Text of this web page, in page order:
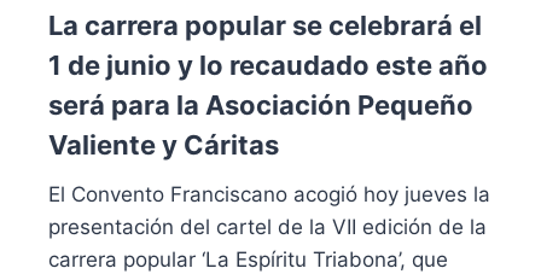
La carrera popular se celebrará el
1 de junio y lo recaudado este año
será para la Asociación Pequeño
Valiente y Cáritas
El Convento Franciscano acogió hoy jueves la
presentación del cartel de la VII edición de la
carrera popular ‘La Espíritu Triabona’, que